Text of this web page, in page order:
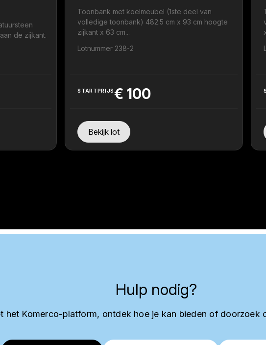
de zijkant.
Toonbank met koelmeubel (1ste deel van
volledige toonbank) 482.5 cm x 93 cm hoogte
zijkant x 63 cm...
Lotnummer 238-2
STARTPRIJS€ 100
Bekijk lot
Hulp nodig?
het Komerco-platform, ontdek hoe je kan bieden of doorzoek